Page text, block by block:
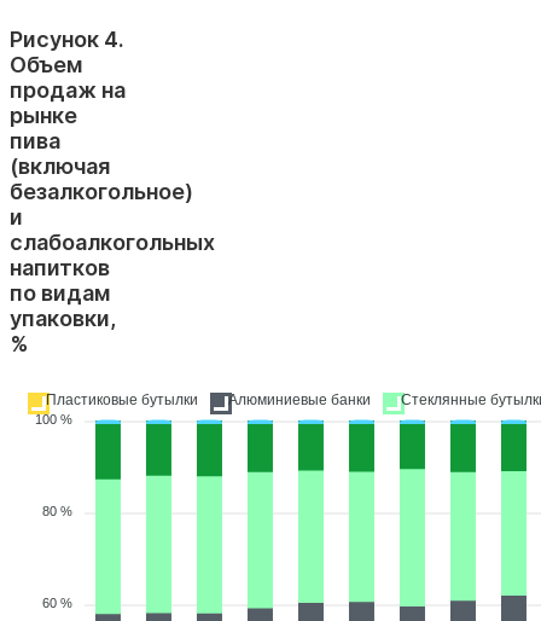
Рисунок 4.
Объем
продаж на
рынке
пива
(включая
безалкогольное)
и
слабоалкогольных
напитков
по видам
упаковки,
%
Пластиковые бутылки Алюминиевые банки Стеклянные
100 %
80 %
60 %